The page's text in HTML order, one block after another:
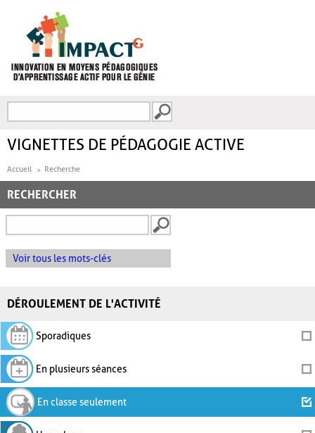
FORMULAIRE DE
VIGNETTES DE PÉDAGOGIE ACTIVE
Accueil Recherche
RECHERCHER
Voir tous les mots-clés
DÉROULEMENT DE L'ACTIVITÉ
Sporadiques
En plusieurs séances
En classe seulement